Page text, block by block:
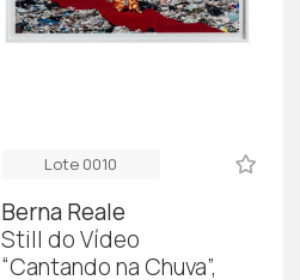
Lote 0010
Berna Reale
Still do Vídeo
“Cantando na Chuva”,